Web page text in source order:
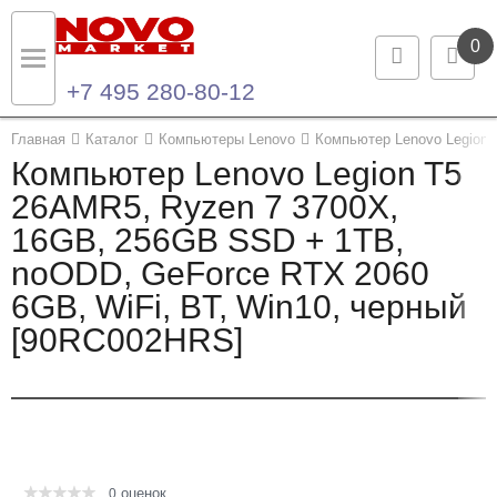
0
+7 495 280-80-12
Главная Каталог Компьютеры Lenovo Компьютер Lenovo Legion
Компьютер Lenovo Legion T5
26AMR5, Ryzen 7 3700X,
16GB, 256GB SSD + 1TB,
noODD, GeForce RTX 2060
6GB, WiFi, BT, Win10, черный
[90RC002HRS]
0 оценок
Назад
Каталог продукции
Ноутбуки и ультрабуки
Компьютеры
Моноблоки
Назад
Контакты
Контактная информация